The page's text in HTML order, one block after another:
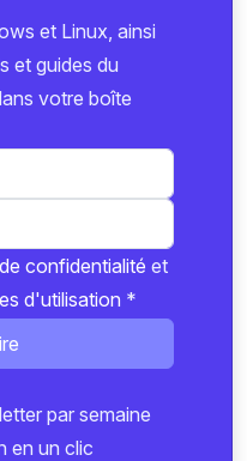
et Linux, ainsi
et guides du
votre boîte
confidentialité et
d'utilisation *
par semaine
en un clic